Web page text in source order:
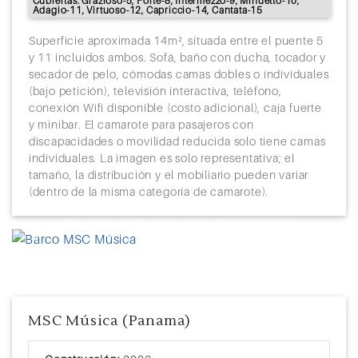
Adagio-11, Virtuoso-12, Capriccio-14, Cantata-15
Superficie aproximada 14m², situada entre el puente 5
y 11 incluidos ambos. Sofá, baño con ducha, tocador y
secador de pelo, cómodas camas dobles o individuales
(bajo petición), televisión interactiva, teléfono,
conexión Wifi disponible (costo adicional), caja fuerte
y minibar. El camarote para pasajeros con
discapacidades o movilidad reducida solo tiene camas
individuales. La imagen es solo representativa; el
tamaño, la distribución y el mobiliario pueden variar
(dentro de la misma categoría de camarote).
Previous
MSC Música (Panama)